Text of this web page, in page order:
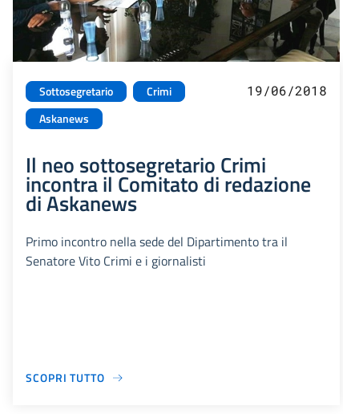
Sottosegretario
Crimi
Askanews
19/06/2018
Il neo sottosegretario Crimi
incontra il Comitato di redazione
di Askanews
Primo incontro nella sede del Dipartimento tra il
Senatore Vito Crimi e i giornalisti
SCOPRI TUTTO